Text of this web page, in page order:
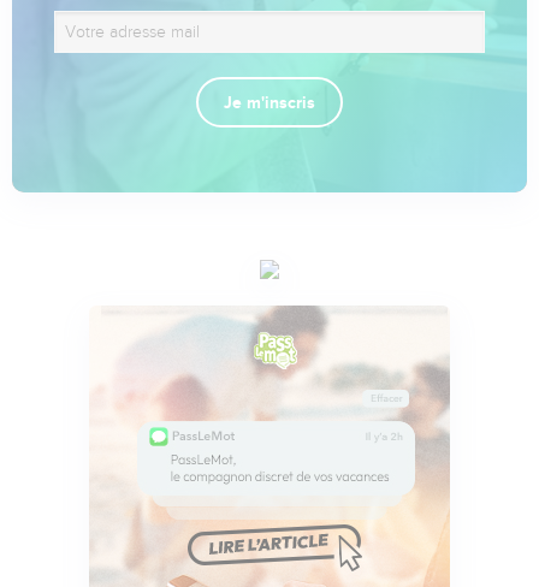
Je m'inscris